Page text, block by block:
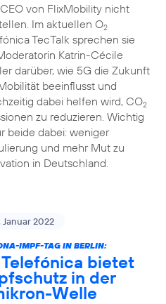
von FlixMobility nicht
Im aktuellen O2
TecTalk sprechen sie
Katrin-Cécile
darüber, wie 5G die Zukunft
beeinflusst und
dabei helfen wird, CO2
zu reduzieren. Wichtig
beide dabei: weniger
und mehr Mut zu
in Deutschland.
Januar 2022
IMPF-TAG IN BERLIN:
Telefónica bietet
in der
Welle